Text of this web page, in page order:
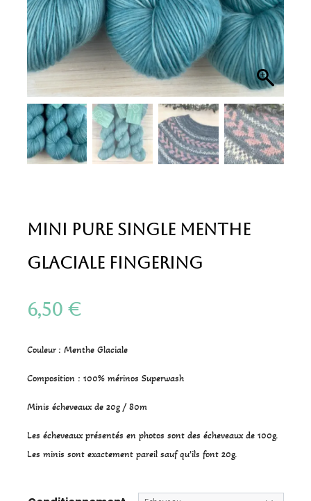
Mini Pure Single Menthe
Glaciale Fingering
6,50 €
Couleur : Menthe Glaciale
Composition : 100% mérinos Superwash
Minis écheveaux de 20g / 80m
Les écheveaux présentés en photos sont des écheveaux de 100g.
Les minis sont exactement pareil sauf qu’ils font 20g.